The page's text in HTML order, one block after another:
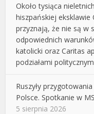
Około tysiąca
hiszpańskiej eksklawie
przyznają, że nie są w
odpowiednich
katolicki oraz Caritas
podziałami
Ruszyły
Polsce. Spotkanie w
5 sierpnia 2026